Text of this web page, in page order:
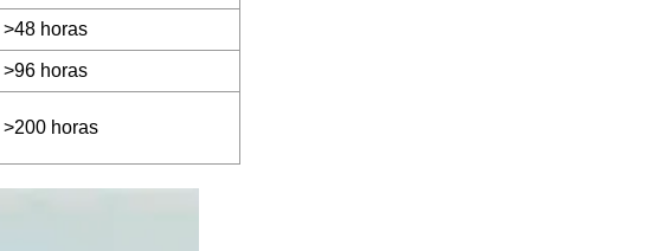
>48 horas
>96 horas
>200 horas